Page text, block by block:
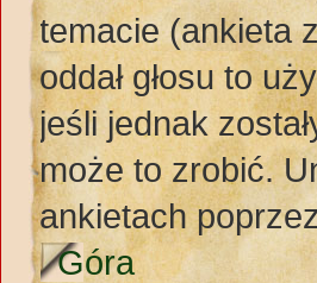
temacie (ankieta
oddał głosu to
jeśli jednak
może to zrobić.
ankietach
Góra